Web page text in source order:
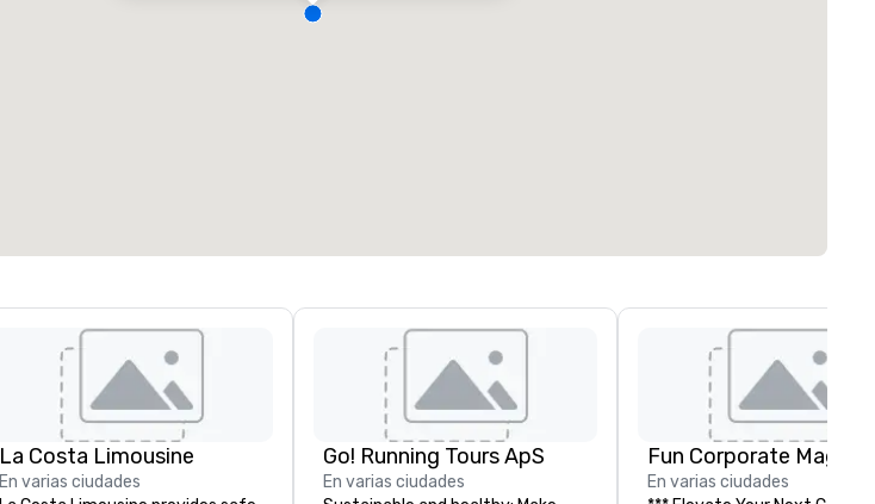
La Costa Limousine
En varias ciudades
Go! Running Tours ApS
En varias ciudades
Fun Corporate Magic
En varias ciudades